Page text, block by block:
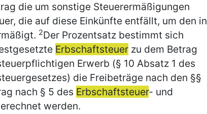
die um sonstige Steuerermäßigungen
die auf diese Einkünfte entfällt, um den in
2Der Prozentsatz bestimmt sich
Erbschaftsteuer zu dem Betrag
Erwerb (§ 10 Absatz 1 des
die Freibeträge nach den §§
nach § 5 des Erbschaftsteuer- und
werden.